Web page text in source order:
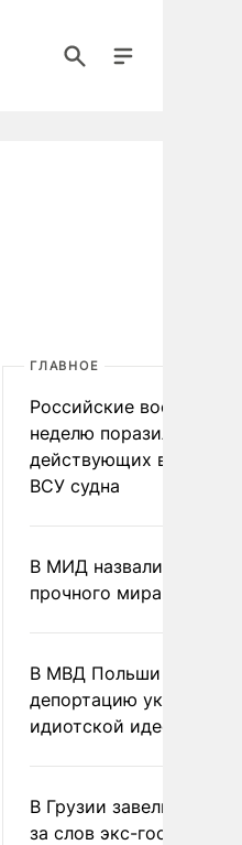
ГЛАВНОЕ
Российские военные за
неделю поразили 34
действующих в
ВСУ судна
В МИД назвали условия
прочного мира на
В МВД Польши назвали
депортацию украинцев
идиотской идеей
В Грузии завели дело
за слов экс-